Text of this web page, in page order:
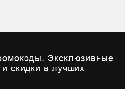
Эксклюзивные
скидки в лучших